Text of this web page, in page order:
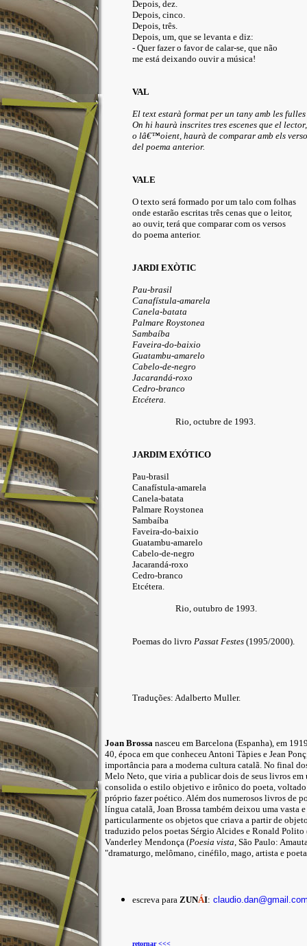
Depois, dez.
Depois, cinco.
Depois, três.
Depois, um, que se levanta e diz:
- Quer fazer o favor de calar-se, que não
me está deixando ouvir a música!
VAL
El text estarà format per un tany amb les fulles
On hi haurà inscrites tres escenes que el lector,
o lâ€™oient, haurà de comparar amb els
del poema anterior.
VALE
O texto será formado por um talo com folhas
onde estarão escritas três cenas que o leitor,
ao ouvir, terá que comparar com os versos
do poema anterior.
JARDI EXÒTIC
Pau-brasil
Canafístula-amarela
Canela-batata
Palmare Roystonea
Sambaíba
Faveira-do-baixio
Guatambu-amarelo
Cabelo-de-negro
Jacarandá-roxo
Cedro-branco
Etcétera.
Rio, octubre de 1993.
JARDIM EXÓTICO
Pau-brasil
Canafístula-amarela
Canela-batata
Palmare Roystonea
Sambaíba
Faveira-do-baixio
Guatambu-amarelo
Cabelo-de-negro
Jacarandá-roxo
Cedro-branco
Etcétera.
Rio, outubro de 1993.
Poemas do livro Passat Festes (1995/2000).
Traduções: Adalberto Muller.
Joan Brossa nasceu em Barcelona (Espanha), em
40, época em que conheceu Antoni Tàpies e Jean
importância para a moderna cultura catalã. No final
Melo Neto, que viria a publicar dois de seus livros
consolida o estilo objetivo e irônico do poeta, voltado
próprio fazer poético. Além dos numerosos livros de
língua catalã, Joan Brossa também deixou uma vasta
particularmente os objetos que criava a partir de
traduzido pelos poetas Sérgio Alcides e Ronald Polito
Vanderley Mendonça (Poesia vista, São Paulo:
"dramaturgo, melômano, cinéfilo, mago, artista e
escreva para ZUNÁI:
retornar <<<